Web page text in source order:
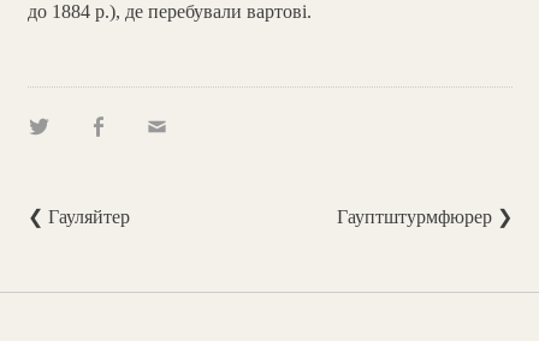
до 1884 р.), де перебували вартові.
❮ Гауляйтер Гауптштурмфюрер ❯